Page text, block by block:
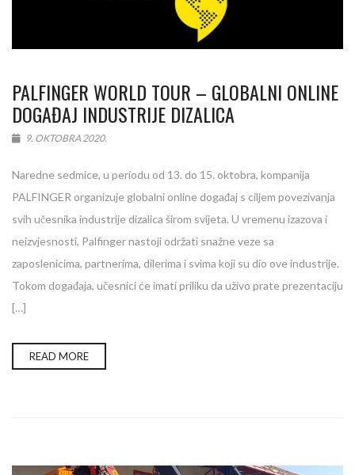
PALFINGER WORLD TOUR – GLOBALNI ONLINE
DOGAĐAJ INDUSTRIJE DIZALICA
9. OKTOBRA 2020.
Naredne sedmice, u periodu od 13. do 15. oktobra, kompanija
PALFINGER organizuje globalni online događaj s ciljem povezivanja
svih učesnika industrije dizalica širom svijeta. U vremenu izazova i
neizvjesnosti, Palfinger nastoji održati snažne veze sa
zaposlenicima, partnerima, dilerima i svima koji su dio ove industrije.
Tokom događaja, učesnici će imati priliku da uživo prate prezentaciju
[…]
READ MORE